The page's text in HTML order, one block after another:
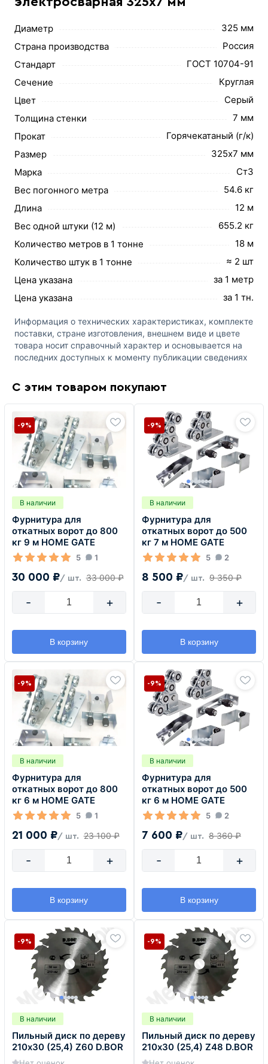
Диаметр
325 мм
Страна производства
Россия
Стандарт
ГОСТ 10704-91
Сечение
Круглая
Цвет
Серый
Толщина стенки
7 мм
Прокат
Горячекатаный (г/к)
Размер
325х7 мм
Марка
Ст3
Вес погонного метра
54.6 кг
Длина
12 м
Вес одной штуки (12 м)
655.2 кг
Количество метров в 1 тонне
18 м
Количество штук в 1 тонне
≈ 2 шт
Цена указана
за 1 метр
Цена указана
за 1 тн.
Информация о технических характеристиках, комплекте
поставки, стране изготовления, внешнем виде и цвете
товара носит справочный характер и основывается на
последних доступных к моменту публикации сведениях
С этим товаром покупают
В наличии
Фурнитура для
откатных ворот до 800
кг 9 м HOME GATE
5 1
30 000 ₽/ шт. 33 000 ₽
-9%
- +
В корзину
В наличии
Фурнитура для
откатных ворот до 500
кг 7 м HOME GATE
5 2
8 500 ₽/ шт. 9 350 ₽
-9%
- +
В корзину
В наличии
Фурнитура для
откатных ворот до 800
кг 6 м HOME GATE
5 1
21 000 ₽/ шт. 23 100 ₽
-9%
- +
В корзину
В наличии
Фурнитура для
откатных ворот до 500
кг 6 м HOME GATE
5 2
7 600 ₽/ шт. 8 360 ₽
-9%
- +
В корзину
В наличии
Пильный диск по дереву
210х30 (25,4) Z60 D.BOR
-9%
В наличии
Пильный диск по дереву
210х30 (25,4) Z48 D.BOR
-9%